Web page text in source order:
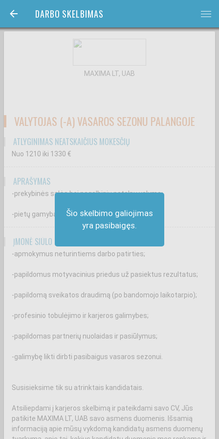
DARBO SKELBIMAS bars
Šio skelbimo galiojimas
yra pasibaigęs.
MAXIMA LT, UAB
VALYTOJAS (-A) VASAROS SEZONU PALANGOJE
ATLYGINIMAS NEATSKAIČIUS MOKESČIŲ
Nuo 1210 iki 1330 €
APRAŠYMAS
-prekybinės salės bei pagalbinių patalpų valymą;
-pietų gamybą darbuotojams.
ĮMONĖ SIŪLO
-apmokymus neturintiems darbo patirties;
-papildomus motyvacinius priedus už pasiektus rezultatus;
-papildomą sveikatos draudimą (po bandomojo laikotarpio);
-profesinio tobulėjimo ir karjeros galimybes;
-papildomas partnerių nuolaidas ir pasiūlymus;
-galimybę likti dirbti pasibaigus vasaros sezonui.
Susisieksime tik su atrinktais kandidatais.
Atsiliepdami į karjeros skelbimą ir pateikdami savo CV, Jūs
patikite MAXIMA LT, UAB savo asmens duomenis. Išsamią
informaciją apie mūsų vykdomą kandidatų asmens duomenų